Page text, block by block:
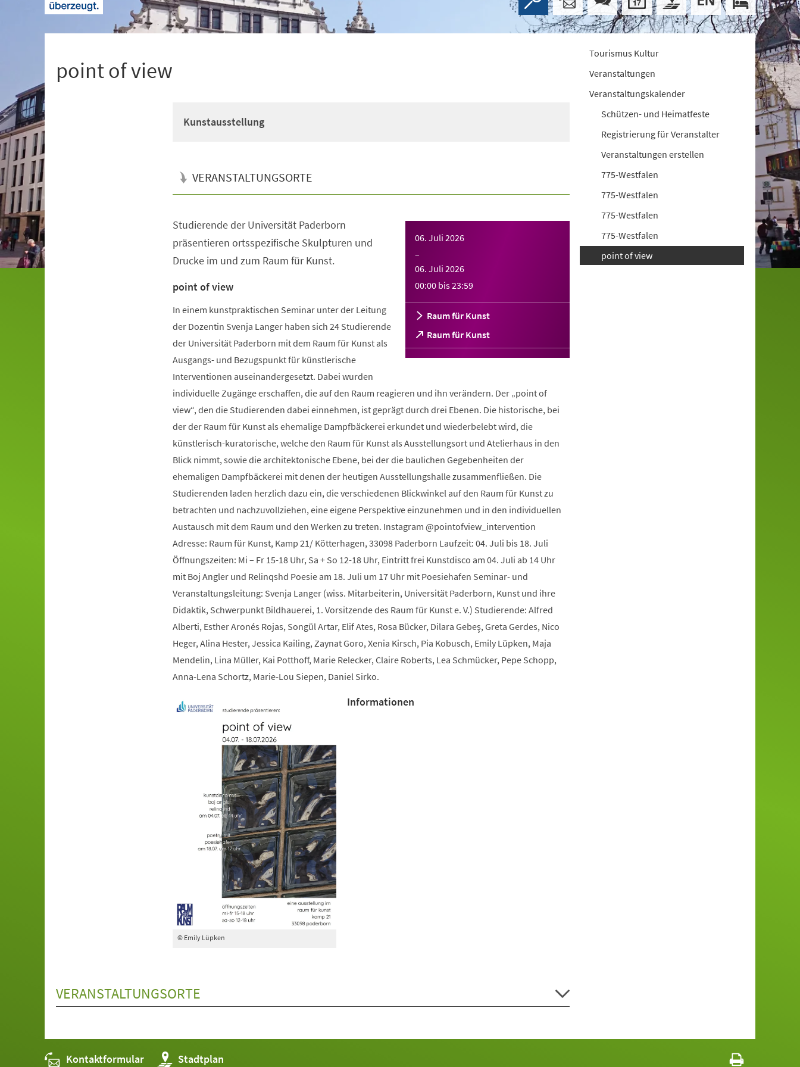
point of view
Kunstausstellung
VERANSTALTUNGSORTE
06. Juli 2026
–
06. Juli 2026
00:00 bis23:59
Raum für Kunst
Raum für Kunst
(Öffnet
in
einem
Studierende der Universität Paderborn
präsentieren ortsspezifische Skulpturen und
Drucke im und zum Raum für Kunst.
point of view
In einem kunstpraktischen Seminar unter der Leitung
der Dozentin Svenja Langer haben sich 24 Studierende
der Universität Paderborn mit dem Raum für Kunst als
Ausgangs- und Bezugspunkt für künstlerische
Interventionen auseinandergesetzt. Dabei wurden
individuelle Zugänge erschaffen, die auf den Raum reagieren und ihn verändern. Der „point of
view“, den die Studierenden dabei einnehmen, ist geprägt durch drei Ebenen. Die historische, bei
der der Raum für Kunst als ehemalige Dampfbäckerei erkundet und wiederbelebt wird, die
künstlerisch-kuratorische, welche den Raum für Kunst als Ausstellungsort und Atelierhaus in den
Blick nimmt, sowie die architektonische Ebene, bei der die baulichen Gegebenheiten der
ehemaligen Dampfbäckerei mit denen der heutigen Ausstellungshalle zusammenfließen. Die
Studierenden laden herzlich dazu ein, die verschiedenen Blickwinkel auf den Raum für Kunst zu
betrachten und nachzuvollziehen, eine eigene Perspektive einzunehmen und in den individuellen
Austausch mit dem Raum und den Werken zu treten. Instagram @pointofview_intervention
Adresse: Raum für Kunst, Kamp 21/ Kötterhagen, 33098 Paderborn Laufzeit: 04. Juli bis 18. Juli
Öffnungszeiten: Mi – Fr 15-18 Uhr, Sa + So 12-18 Uhr, Eintritt frei Kunstdisco am 04. Juli ab 14 Uhr
mit Boj Angler und Relinqshd Poesie am 18. Juli um 17 Uhr mit Poesiehafen Seminar- und
Veranstaltungsleitung: Svenja Langer (wiss. Mitarbeiterin, Universität Paderborn, Kunst und ihre
Didaktik, Schwerpunkt Bildhauerei, 1. Vorsitzende des Raum für Kunst e. V.) Studierende: Alfred
Alberti, Esther Aronés Rojas, Songül Artar, Elif Ates, Rosa Bücker, Dilara Gebeş, Greta Gerdes, Nico
Heger, Alina Hester, Jessica Kailing, Zaynat Goro, Xenia Kirsch, Pia Kobusch, Emily Lüpken, Maja
Mendelin, Lina Müller, Kai Potthoff, Marie Relecker, Claire Roberts, Lea Schmücker, Pepe Schopp,
Anna-Lena Schortz, Marie-Lou Siepen, Daniel Sirko.
© Emily Lüpken
Informationen
VERANSTALTUNGSORTE
Tourismus Kultur
Veranstaltungen
Veranstaltungskalender
Schützen- und Heimatfeste
Registrierung für Veranstalter
Veranstaltungen erstellen
775-Westfalen
775-Westfalen
775-Westfalen
775-Westfalen
point of view
Kontaktformular Stadtplan
(Öffnet